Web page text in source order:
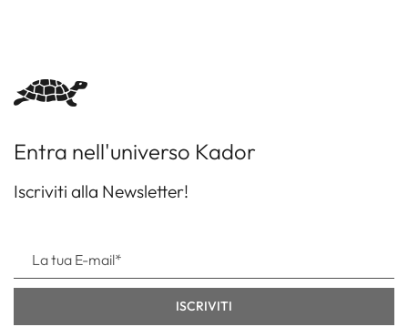
Entra nell'universo Kador
Iscriviti alla Newsletter!